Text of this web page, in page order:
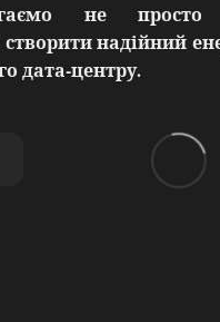
не просто
надійний
дата-центру.